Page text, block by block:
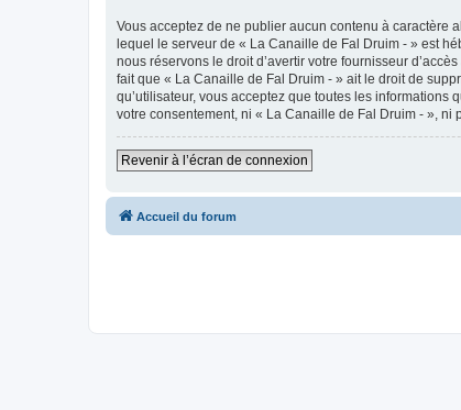
Vous acceptez de ne publier aucun contenu à caractère
lequel le serveur de « La Canaille de Fal Druim - » est
nous réservons le droit d’avertir votre fournisseur
fait que « La Canaille de Fal Druim - » ait le droit de
qu’utilisateur, vous acceptez que toutes les
votre consentement, ni « La Canaille de Fal Druim - »,
Revenir à l’écran de connexion
Accueil du forum